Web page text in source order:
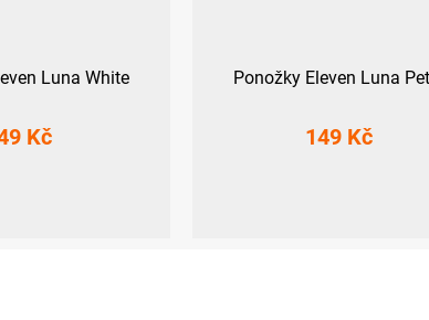
Luna White
Kč
Ponožky Eleven Luna
149 Kč